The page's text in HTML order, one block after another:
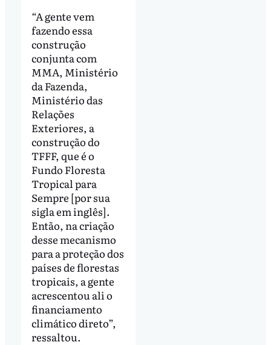
“A gente vem
fazendo essa
construção
conjunta com
MMA, Ministério
da Fazenda,
Ministério das
Relações
Exteriores, a
construção do
TFFF, que é o
Fundo Floresta
Tropical para
Sempre [por sua
sigla em inglês].
Então, na criação
desse mecanismo
para a proteção dos
países de florestas
tropicais, a gente
acrescentou ali o
financiamento
climático direto”,
ressaltou.